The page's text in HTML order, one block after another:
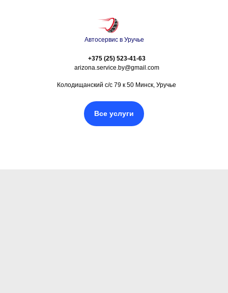
Автосервис в Уручье
+375 (25) 523-41-63
arizona.service.by@gmail.com
Колодищанский с/с 79 к 50 Минск, Уручье
Все услуги